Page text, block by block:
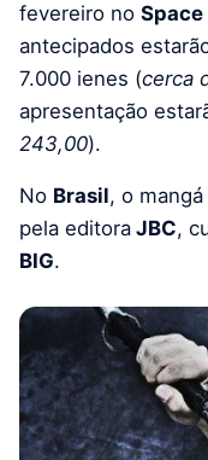
fevereiro no Space
antecipados
7.000 ienes (cerca
apresentação
243,00).
No Brasil, o mangá
pela editora JBC,
BIG.